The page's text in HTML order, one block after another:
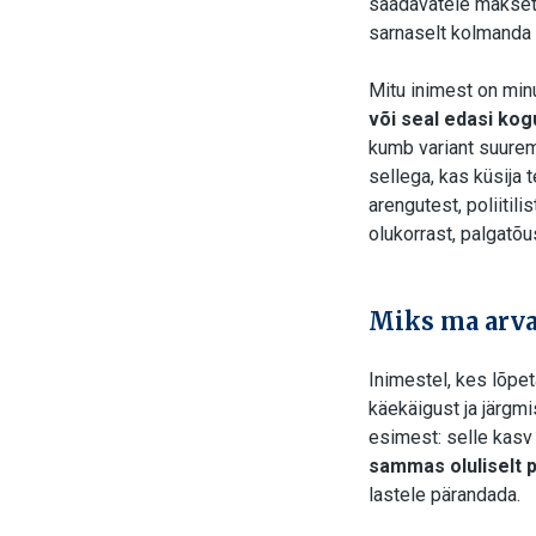
sarnaselt
Mitu inimest on
või seal edasi
kumb variant
sellega, kas küsija
arengutest,
olukorrast,
Miks ma
Inimestel, kes
käekäigust ja
esimest: selle kasv
sammas oluliselt
lastele pärandada.